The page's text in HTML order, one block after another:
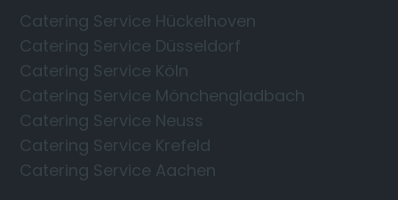
Catering Service Hückelhoven
Catering Service Düsseldorf
Catering Service Köln
Catering Service Mönchengladbach
Catering Service Neuss
Catering Service Krefeld
Catering Service Aachen